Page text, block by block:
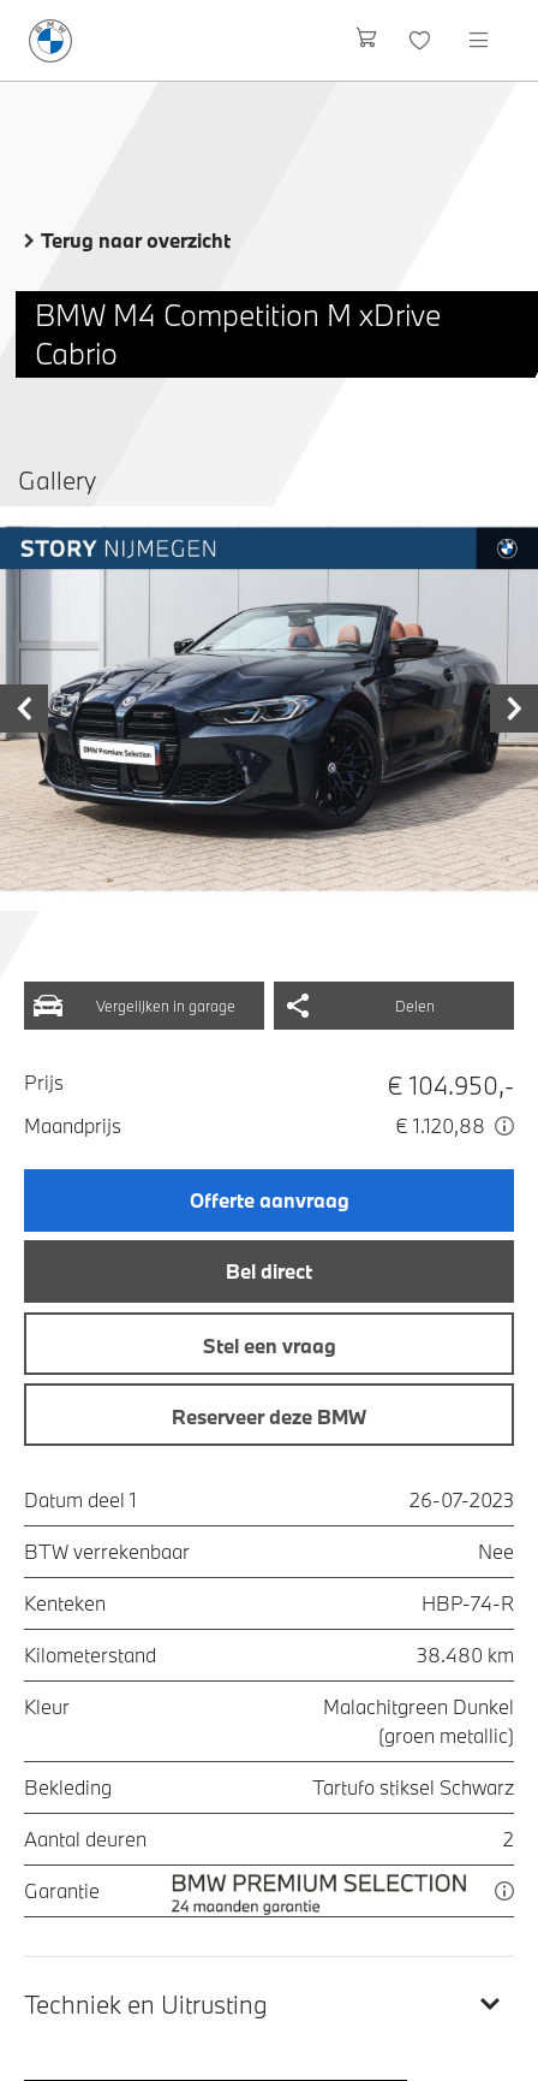
Terug naar overzicht
BMW M4 Competition M xDrive
Cabrio
Vergelijken in garage Delen
Prijs € 104.950,-
Maandprijs € 1.120,88
Offerte aanvraag
Bel direct
Stel een vraag
Reserveer deze BMW
Datum deel 1 26-07-2023
BTW verrekenbaar Nee
Kenteken HBP-74-R
Kilometerstand 38.480 km
Kleur
Malachitgreen Dunkel
(groen metallic)
Bekleding Tartufo stiksel Schwarz
Aantal deuren 2
Garantie
Gallery
Techniek en Uitrusting